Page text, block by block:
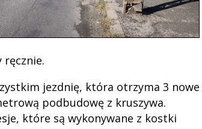
ręcznie.
jezdnię, która otrzyma 3 nowe
podbudowę z kruszywa.
które są wykonywane z kostki